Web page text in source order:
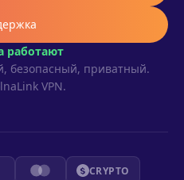
работают
безопасный, приватный.
VPN.
CRYPTO